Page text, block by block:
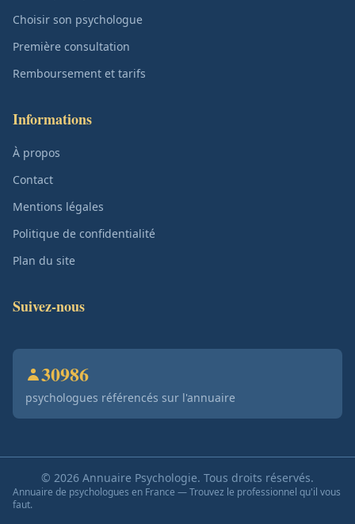
Choisir son psychologue
Première consultation
Remboursement et tarifs
Informations
À propos
Contact
Mentions légales
Politique de confidentialité
Plan du site
Suivez-nous
30986
psychologues référencés sur l'annuaire
© 2026 Annuaire Psychologie. Tous droits réservés.
Annuaire de psychologues en France — Trouvez le professionnel qu'il vous
faut.